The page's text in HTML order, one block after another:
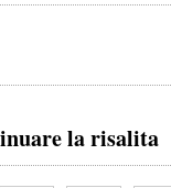
la risalita